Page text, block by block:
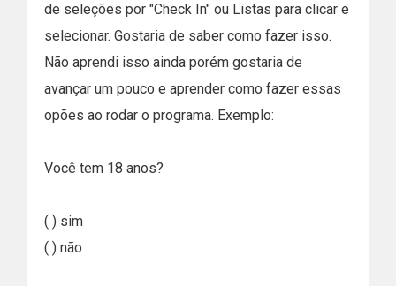
de seleções por "Check In" ou Listas para clicar e
selecionar. Gostaria de saber como fazer isso.
Não aprendi isso ainda porém gostaria de
avançar um pouco e aprender como fazer essas
opões ao rodar o programa. Exemplo:
Você tem 18 anos?
( ) sim
( ) não